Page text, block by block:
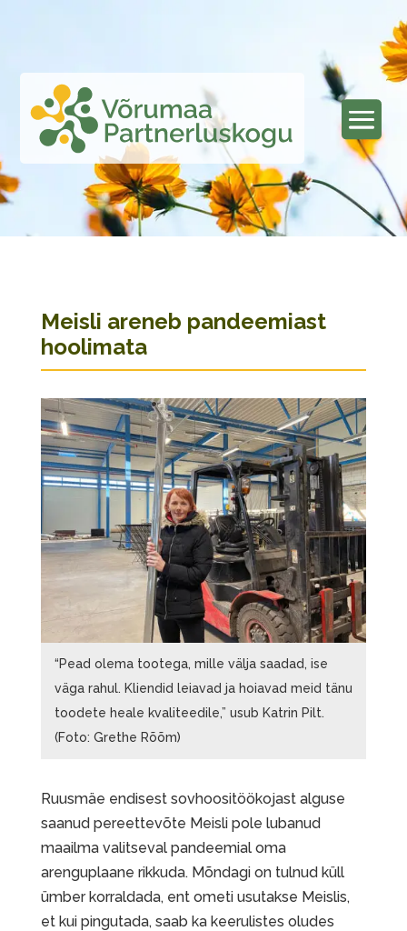
Meisli areneb pandeemiast
hoolimata
“Pead olema tootega, mille välja saadad, ise
väga rahul. Kliendid leiavad ja hoiavad meid tänu
toodete heale kvaliteedile,” usub Katrin Pilt.
(Foto: Grethe Rõõm)
Ruusmäe endisest sovhoositöökojast alguse
saanud pereettevõte Meisli pole lubanud
maailma valitseval pandeemial oma
arenguplaane rikkuda. Mõndagi on tulnud küll
ümber korraldada, ent ometi usutakse Meislis,
et kui pingutada, saab ka keerulistes oludes